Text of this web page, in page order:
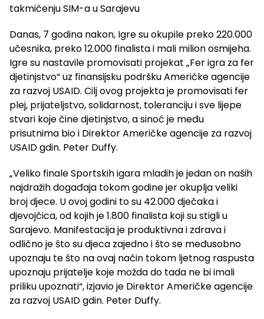
Danas, 7 godina nakon, Igre su okupile preko 220.000
učesnika, preko 12.000 finalista i mali milion osmijeha.
Igre su nastavile promovisati projekat „Fer igra za fer
djetinjstvo“ uz finansijsku podršku Američke agencije
za razvoj USAID. Cilj ovog projekta je promovisati fer
plej, prijateljstvo, solidarnost, toleranciju i sve lijepe
stvari koje čine djetinjstvo, a sinoć je među
prisutnima bio i Direktor Američke agencije za razvoj
USAID gdin. Peter Duffy.
„Veliko finale Sportskih igara mladih je jedan on naših
najdražih događaja tokom godine jer okuplja veliki
broj djece. U ovoj godini to su 42.000 dječaka i
djevojčica, od kojih je 1.800 finalista koji su stigli u
Sarajevo. Manifestacija je produktivna i zdrava i
odlično je što su djeca zajedno i što se međusobno
upoznaju te što na ovaj način tokom ljetnog raspusta
upoznaju prijatelje koje možda do tada ne bi imali
priliku upoznati“, izjavio je Direktor Američke agencije
za razvoj USAID gdin. Peter Duffy.